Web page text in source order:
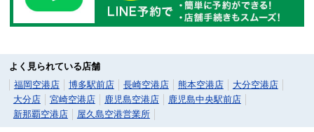
よく見られている店舗
福岡空港店
博多駅前店 長崎空港店 熊本空港店
大分空港店
大分店
宮崎空港店 鹿児島空港店
鹿児島中央駅前店
新那覇空港店
屋久島空港営業所